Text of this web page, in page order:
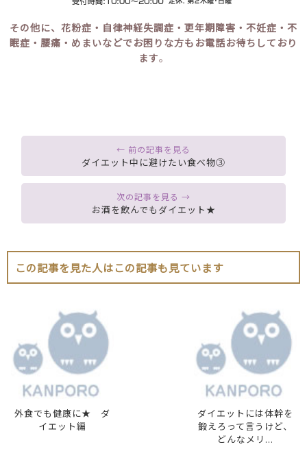
その他に、花粉症・自律神経失調症・更年期障害・不妊症・不
眠症・腰痛・めまいなどでお困りな方もお電話お待ちしており
ます。
ダイエット中に避けたい食べ物③
お酒を飲んでもダイエット★
この記事を見た人はこの記事も見ています
外食でも健康に★ ダ
イエット編
ダイエットには体幹を
鍛えろって言うけど、
どんなメリ...